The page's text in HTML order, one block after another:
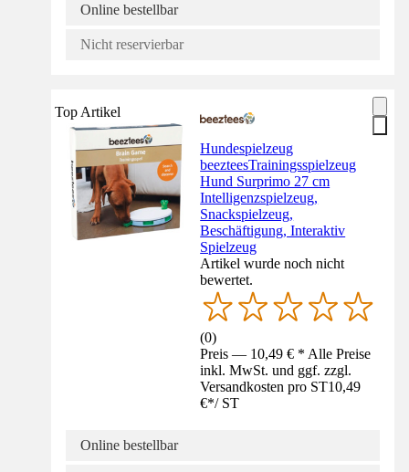
Online bestellbar
Nicht reservierbar
Top Artikel
Hundespielzeug
beezteesTrainingsspielzeug
Hund Surprimo 27 cm
Intelligenzspielzeug,
Snackspielzeug,
Beschäftigung, Interaktiv
Spielzeug
Artikel wurde noch nicht
bewertet.
(0)
Preis — 10,49 € * Alle Preise
inkl. MwSt. und ggf. zzgl.
Versandkosten pro ST10,49
€*/ ST
Online bestellbar